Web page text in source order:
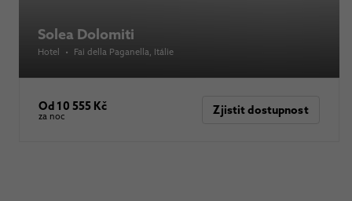
Solea Dolomiti
Hotel • Fai della Paganella , Itálie
Od 10 555 Kč
za noc Zjistit dostupnost